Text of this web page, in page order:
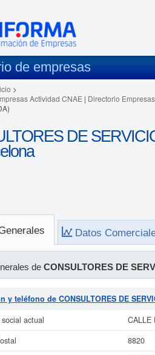
de empresas
>
Actividad CNAE | Directorio
DE
Datos
de CONSULTORES DE
y teléfono de CONSULTORES DE
actual
CALLE
8820